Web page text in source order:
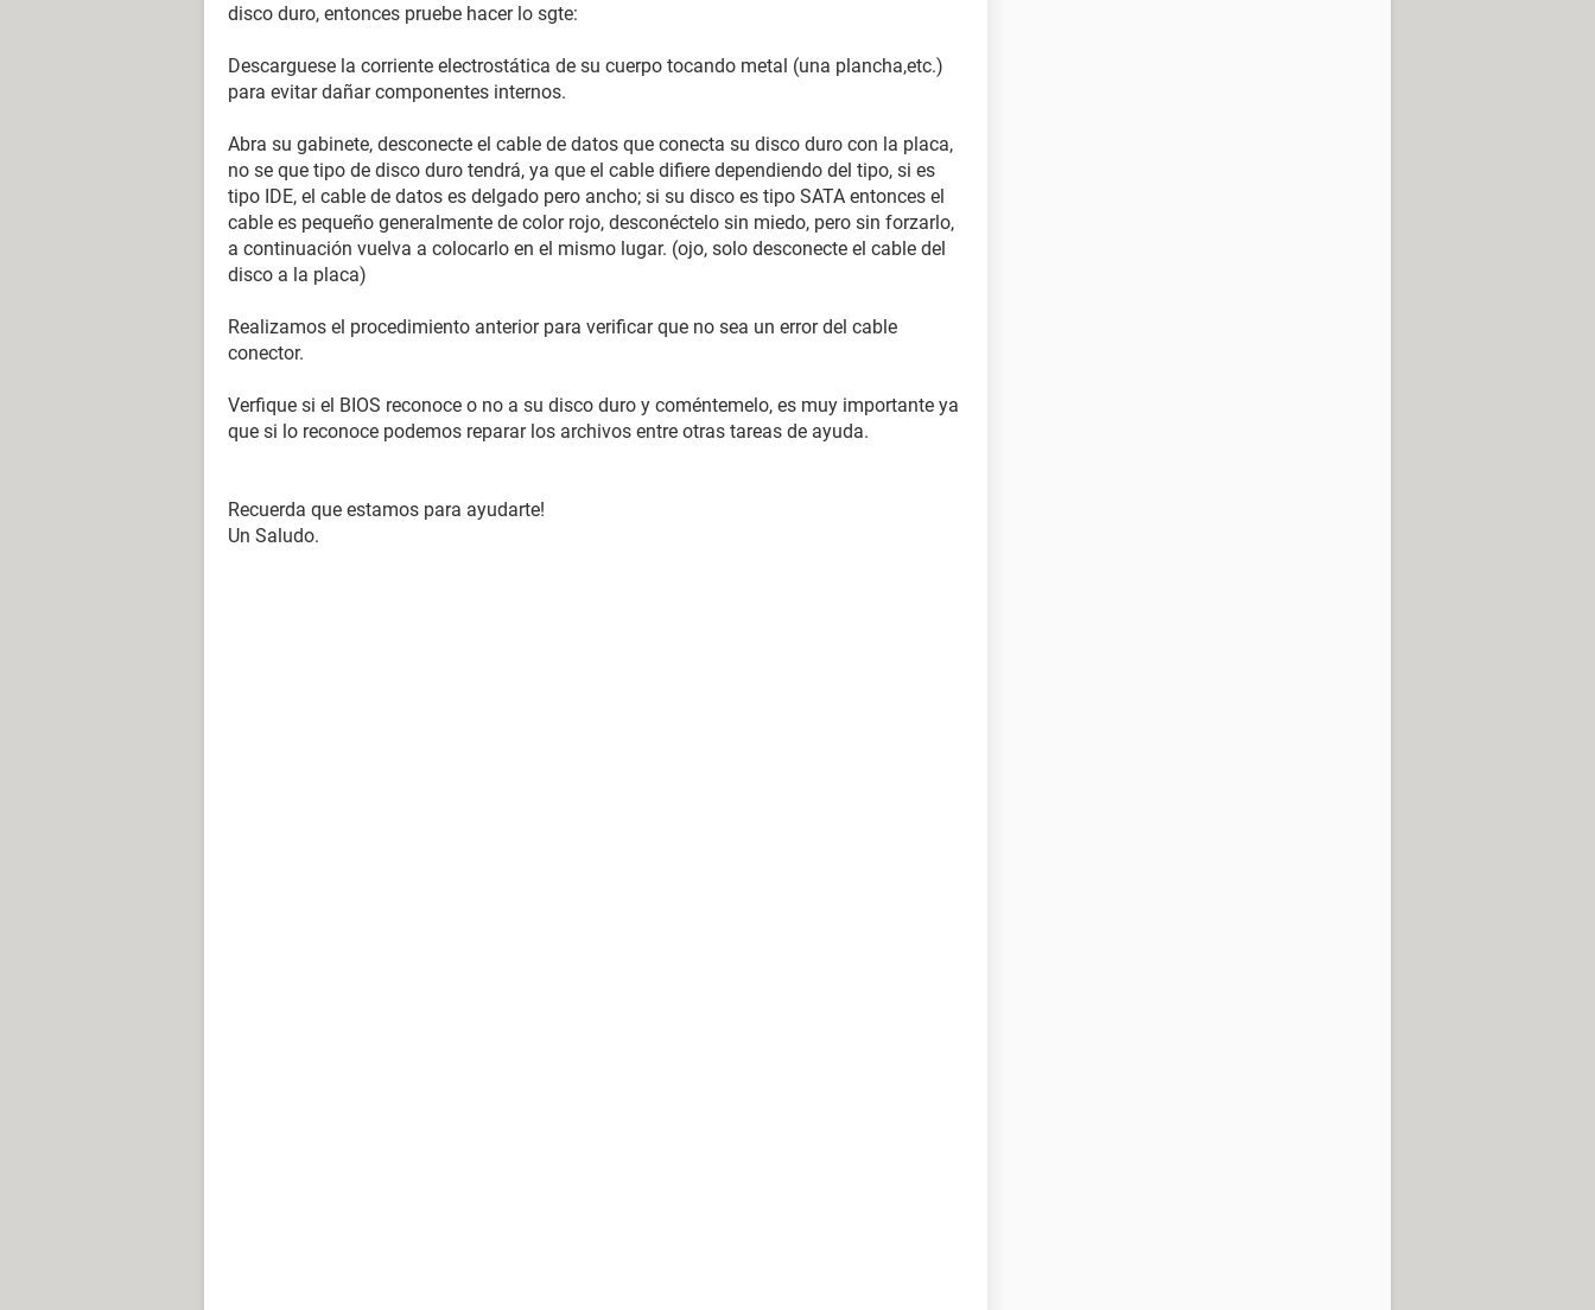
disco duro, entonces pruebe hacer lo sgte:
Descarguese la corriente electrostática de su cuerpo tocando metal (una plancha,etc.)
para evitar dañar componentes internos.
Abra su gabinete, desconecte el cable de datos que conecta su disco duro con la placa,
no se que tipo de disco duro tendrá, ya que el cable difiere dependiendo del tipo, si es
tipo IDE, el cable de datos es delgado pero ancho; si su disco es tipo SATA entonces el
cable es pequeño generalmente de color rojo, desconéctelo sin miedo, pero sin forzarlo,
a continuación vuelva a colocarlo en el mismo lugar. (ojo, solo desconecte el cable del
disco a la placa)
Realizamos el procedimiento anterior para verificar que no sea un error del cable
conector.
Verfique si el BIOS reconoce o no a su disco duro y coméntemelo, es muy importante ya
que si lo reconoce podemos reparar los archivos entre otras tareas de ayuda.
Recuerda que estamos para ayudarte!
Un Saludo.